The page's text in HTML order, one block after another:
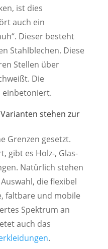
ist dies
auch ein
Dieser besteht
Stahlblechen. Diese
Stellen über
Die
stehen zur
Grenzen gesetzt.
gibt es Holz-, Glas-
Natürlich stehen
die flexibel
faltbare und mobile
Spektrum an
auch das
.